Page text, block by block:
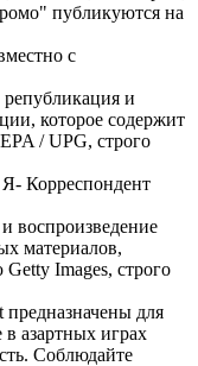
публикуются на
с
и
которое содержит
/ UPG, строго
Корреспондент
воспроизведение
материалов,
Images, строго
предназначены для
азартных играх
Соблюдайте